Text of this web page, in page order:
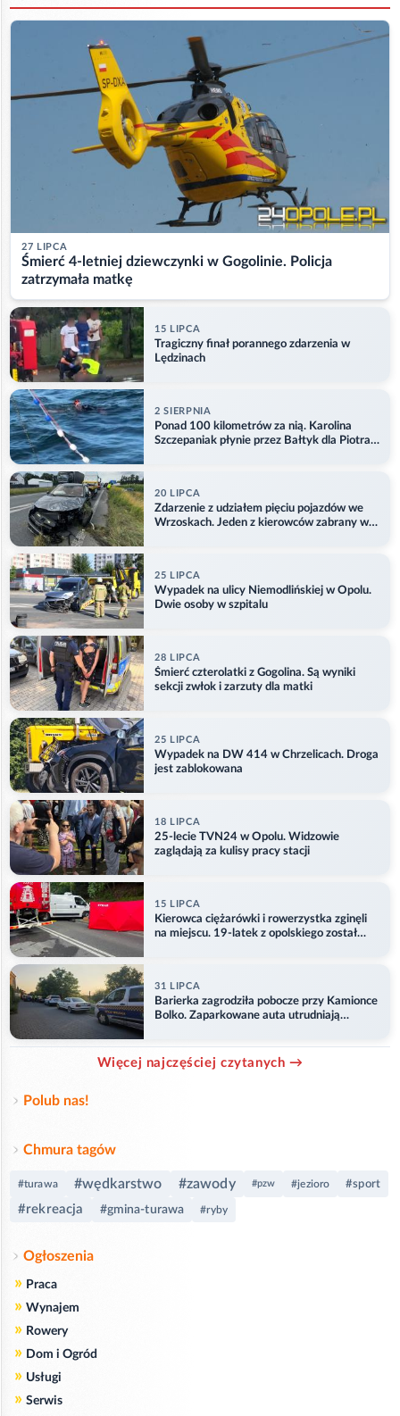
27 LIPCA
Śmierć 4-letniej dziewczynki w Gogolinie. Policja
zatrzymała matkę
15 LIPCA
Tragiczny finał porannego zdarzenia w
Lędzinach
2 SIERPNIA
Ponad 100 kilometrów za nią. Karolina
Szczepaniak płynie przez Bałtyk dla Piotra.
20 LIPCA
Zdarzenie z udziałem pięciu pojazdów we
Wrzoskach. Jeden z kierowców zabrany w
25 LIPCA
Wypadek na ulicy Niemodlińskiej w Opolu.
Dwie osoby w szpitalu
28 LIPCA
Śmierć czterolatki z Gogolina. Są wyniki
sekcji zwłok i zarzuty dla matki
25 LIPCA
Wypadek na DW 414 w Chrzelicach. Droga
jest zablokowana
18 LIPCA
25-lecie TVN24 w Opolu. Widzowie
zaglądają za kulisy pracy stacji
15 LIPCA
Kierowca ciężarówki i rowerzystka zginęli
na miejscu. 19-latek z opolskiego został
31 LIPCA
Barierka zagrodziła pobocze przy Kamionce
Bolko. Zaparkowane auta utrudniają
Więcej najczęściej czytanych →
Polub nas!
Chmura tagów
#turawa #wędkarstwo #zawody #pzw #jezioro #sport
#rekreacja #gmina-turawa #ryby
Ogłoszenia
» Praca
» Wynajem
» Rowery
» Dom i Ogród
» Usługi
» Serwis